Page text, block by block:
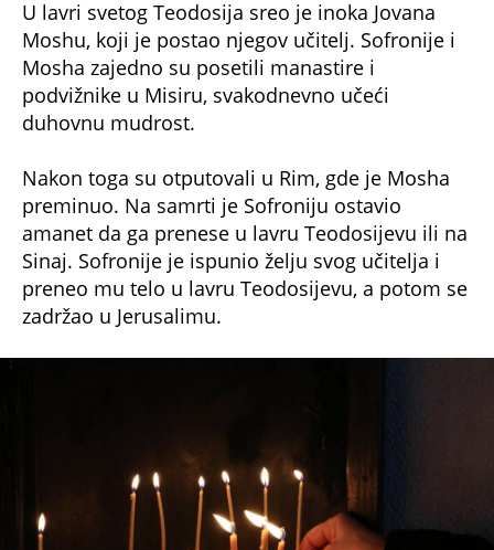
Moshu, koji je postao njegov učitelj. Sofronije i
Mosha zajedno su posetili manastire i
podvižnike u Misiru, svakodnevno učeći
duhovnu mudrost.
preminuo. Na samrti je Sofroniju ostavio
amanet da ga prenese u lavru Teodosijevu ili na
Sinaj. Sofronije je ispunio želju svog učitelja i
preneo mu telo u lavru Teodosijevu, a potom se
zadržao u Jerusalimu.